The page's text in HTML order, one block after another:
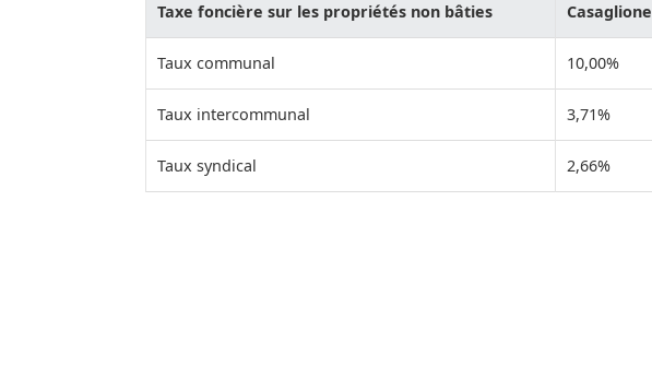
Taxe foncière sur les propriétés non bâties Casaglione
Taux communal 10,00%
Taux intercommunal 3,71%
Taux syndical 2,66%